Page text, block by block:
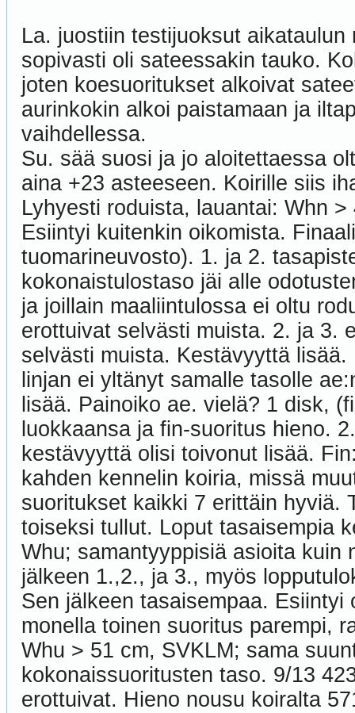
La. juostiin testijuoksut
sopivasti oli sateessakin tauko.
joten koesuoritukset alkoivat
aurinkokin alkoi paistamaan ja
vaihdellessa.
Su. sää suosi ja jo aloitettaessa
aina +23 asteeseen. Koirille siis
Lyhyesti roduista, lauantai: Whn
Esiintyi kuitenkin oikomista.
tuomarineuvosto). 1. ja 2.
kokonaistulostaso jäi alle
ja joillain maaliintulossa ei oltu
erottuivat selvästi muista. 2. ja 3.
selvästi muista. Kestävyyttä
linjan ei yltänyt samalle tasolle
lisää. Painoiko ae. vielä? 1 disk,
luokkaansa ja fin-suoritus hieno.
kestävyyttä olisi toivonut lisää.
kahden kennelin koiria, missä
suoritukset kaikki 7 erittäin hyviä.
toiseksi tullut. Loput tasaisempia
Whu; samantyyppisiä asioita kuin
jälkeen 1.,2., ja 3., myös
Sen jälkeen tasaisempaa.
monella toinen suoritus parempi,
Whu > 51 cm, SVKLM; sama
kokonaissuoritusten taso. 9/13
erottuivat. Hieno nousu koiralta